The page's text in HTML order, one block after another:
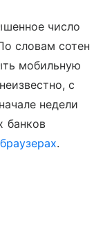
число
словам сотен
мобильную
с
недели
банков
браузерах.